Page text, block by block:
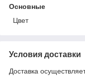
Основные
Цвет
Условия доставки
Доставка